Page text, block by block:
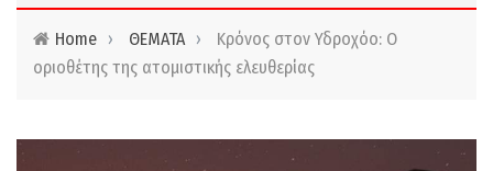
Home › ΘΕΜΑΤΑ ›
Κρόνος στον Υδροχόο: Ο
οριοθέτης της ατομιστικής ελευθερίας